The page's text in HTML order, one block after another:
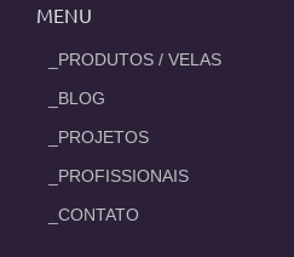
MENU
_PRODUTOS / VELAS
_BLOG
_PROJETOS
_PROFISSIONAIS
_CONTATO